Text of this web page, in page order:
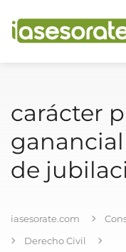
carácter
de
iasesorate.com
Derecho Civil